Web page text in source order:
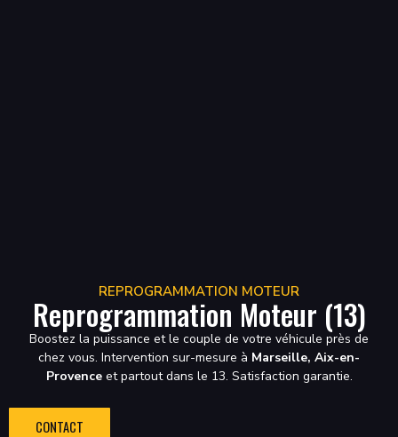
REPROGRAMMATION MOTEUR
Reprogrammation Moteur (13)
Boostez la puissance et le couple de votre véhicule près de
chez vous. Intervention sur-mesure à Marseille, Aix-en-
Provenceet partout dans le 13. Satisfaction garantie.
CONTACT